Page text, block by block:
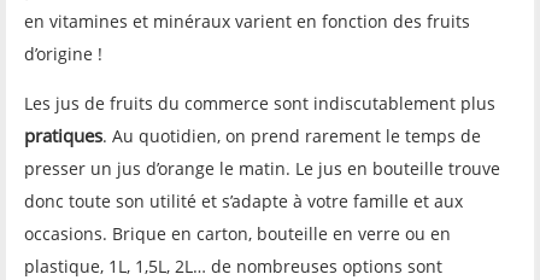
en vitamines et minéraux varient en fonction des fruits
d’origine !
Les jus de fruits du commerce sont indiscutablement plus
pratiques. Au quotidien, on prend rarement le temps de
presser un jus d’orange le matin. Le jus en bouteille trouve
donc toute son utilité et s’adapte à votre famille et aux
occasions. Brique en carton, bouteille en verre ou en
plastique, 1L, 1,5L, 2L… de nombreuses options sont